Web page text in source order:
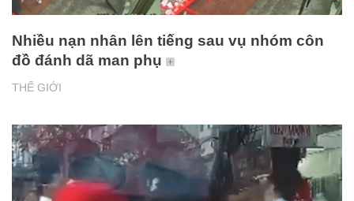
THẾ GIỚI
Nhiều nạn nhân lên tiếng sau vụ nhóm côn
đồ đánh dã man phụ